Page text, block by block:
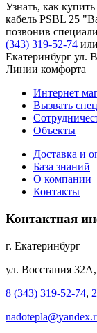
Узнать, как
кабель PSBL 25
позвонив
(343) 319-52-74
Екатеринбург ул.
Линии комфорта
Интернет
Вызвать
Объекты
Доставка и
База знаний
О компании
Контакты
Контактная
г. Екатеринбург
ул. Восстания
8 (343) 319-52-74,